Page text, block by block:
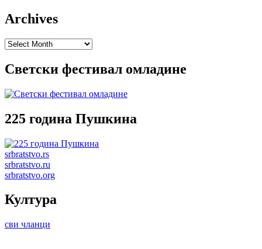
Archives
Archives
Светски фестивал омладине
225 година Пушкина
srbratstvo.rs
srbratstvo.ru
srbratstvo.org
Култура
сви чланци